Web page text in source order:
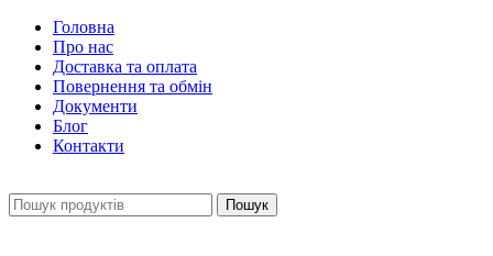
Головна
Про нас
Доставка та оплата
Повернення та обмін
Документи
Блог
Контакти
Пошук